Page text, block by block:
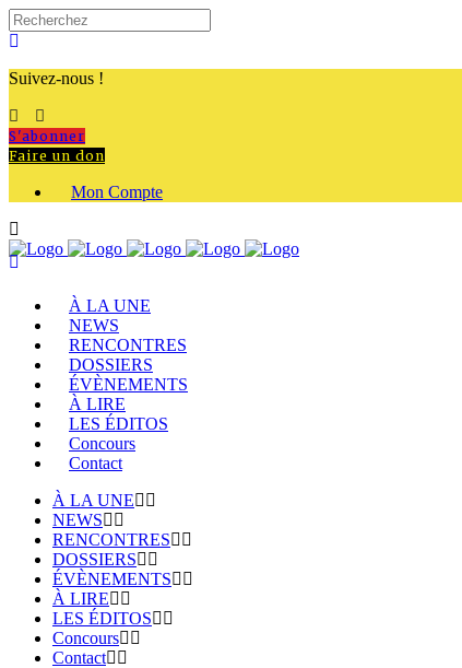
Suivez-nous !
S'abonner
Faire un don
Mon Compte
À LA UNE
NEWS
RENCONTRES
DOSSIERS
ÉVÈNEMENTS
À LIRE
LES ÉDITOS
Concours
Contact
À LA UNE
NEWS
RENCONTRES
DOSSIERS
ÉVÈNEMENTS
À LIRE
LES ÉDITOS
Concours
Contact